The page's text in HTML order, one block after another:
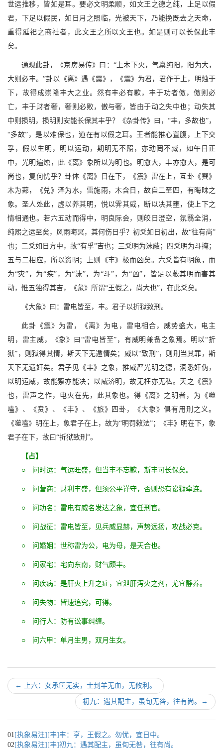
世运推移，皆如是耳。要必文明柔顺，如文王之德之纯，上足以假
君，下足以假民，如日月之照临，光被天下，乃能挽既去之天命，
重得延祀之商社者，此文王之所以文王也。如是则可以长保此丰
矣。
通观此卦，《京房易传》曰：“上木下火，气禀纯阳，阳为大，
大则必丰。”卦以《离》遇《震》，《震》为君，君作于上，明烛于
下，故得成崇隆丰大之业。然有丰必有歉，丰于功者傲，傲则必
亡，丰于财者奢，奢则必败，傲与奢，皆由于动之失中也；动失其
中则损明，损明则安能长保其丰乎？《杂卦传》曰，“丰，多故也”，
“多故”，是以难保也，道在有以假之耳。王者能推心置腹，上下交
孚，假以生明，明以运动，期明无不照，亦动罔不臧，如午日正
中，光明遍烛，此《离》象所以为明也。明愈大，丰亦愈大，是可
尚也，复何忧乎？卦体《离》日在下，《震》雷在上，互卦《巽》
木为蔀，《兑》泽为水，雷施雨，木含日，故自二至四，有晦昧之
象。圣人处此，虚以养其明，悦以霁其威，断以决其壅，使上下之
情相通也。若六五动而得中，明良际会，则皎日澄空，氛翳全消，
纯熙之运至矣，风雨晦冥，其何伤日乎？初爻如日初出，故“往有尚”
也；二爻如日方中，故“有孚”吉也；三爻明为沫蔽；四爻明为斗掩；
五与二相应，所以资明；上则《丰》极而凶矣。六爻皆有明象，而
为“灾”，为“疾”，为“沫”，为“斗”，为“凶”，皆足以蔽其明而害其
动，惟五独得其吉，《彖》所谓“王假之，尚大也”，在此爻矣。
《大象》曰：雷电皆至，丰。君子以折狱致刑。
此卦《震》为雷，《离》为电，雷电相合，威势盛大，电主
明，雷主威，《象》曰“雷电皆至”，有威明兼备之象焉。明以“折
狱”，则狱得其情，斯天下无遁情矣；威以“致刑”，则刑当其罪，斯
天下无遗奸矣。君子见《丰》之象，推威严光明之德，洞悉奸伪，
以明运威，故能察亦能决；以威济明，故无枉亦无私。天之《震》
也，雷声之作，电火在先，此其象也。得《离》之明者，为《噬
嗑》、《贲》、《丰》、《旅》四卦，《大象》俱有用刑之义。
《噬嗑》明在上，象君子在上，故为“明罚敕法”；《丰》明在下，象
君子在下，故曰“折狱致刑”。
【占】
○ 问时运：气运旺盛，但当丰不忘歉，斯丰可长保矣。
○ 问营商：财利丰盛，但须公平谨守，否则恐有讼狱牵连。
○ 问功名：雷电有威名发达之象，宜任刑官。
○ 问战征：雷电皆至，见兵威显赫，声势远扬，攻战必克。
○ 问婚姻：世称雷为公，电为母，是天合也。
○ 问家宅：宅向东南，财气颇丰。
○ 问疾病：是肝火上升之症，宜泄肝泻火之剂，尤宜静养。
○ 问失物：皆速追究，可得。
○ 问行人：防有讼事纠缠。
○ 问六甲：单月生男，双月生女。
← 上六：女承筐无实，士刲羊无血，无攸利。
初九：遇其配主，虽旬无咎，往有尚。 →
01 [执象易注][丰]丰：亨，王假之。勿忧，宜日中。
02[执象易注][丰]初九：遇其配主，虽旬无咎，往有尚。